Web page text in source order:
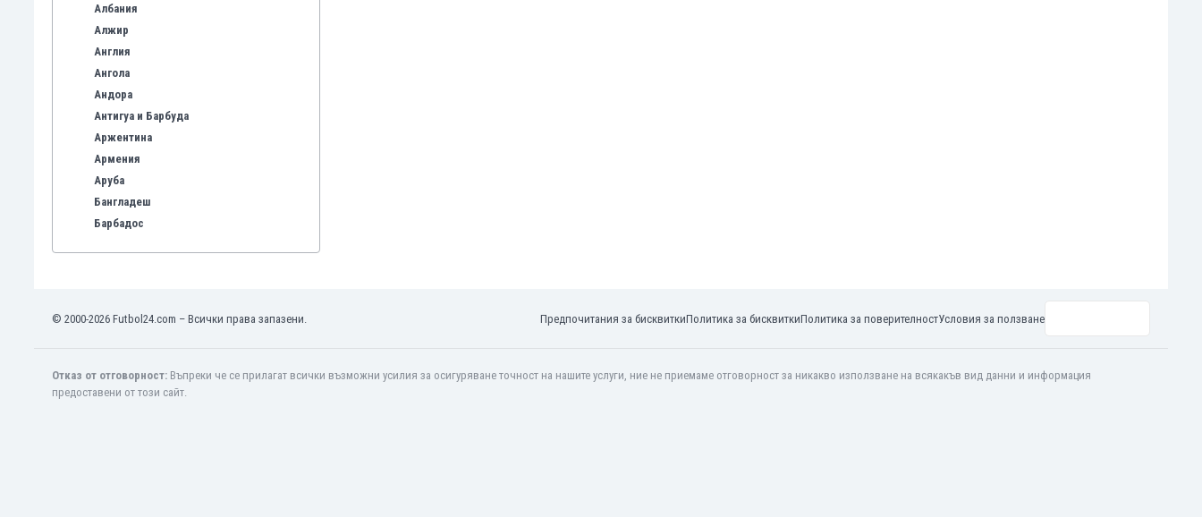
Албания
Алжир
Англия
Ангола
Андора
Антигуа и Барбуда
Аржентина
Армения
Аруба
Бангладеш
Барбадос
Бонер
Босна и Херцеговина
© 2000-2026 Futbol24.com – Всички права запазени. Предпочитания за бисквиткиПолитика за бисквиткиПолитика за поверителностУсловия за ползване
Отказ от отговорност: Въпреки че се прилагат всички възможни усилия за осигуряване точност на нашите услуги, ние не приемаме отговорност за никакво използване на всякакъв вид данни и информация
предоставени от този сайт.